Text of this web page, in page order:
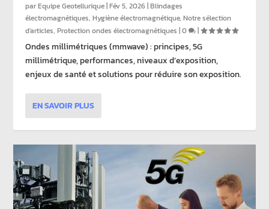
parEquipe Geotellurique|Fév 5, 2026|Blindages
électromagnétiques,Hygiène électromagnétique,Notre sélection
d'articles,Protection ondes électromagnétiques |0 |
Ondes millimétriques (mmwave) : principes, 5G
millimétrique, performances, niveaux d’exposition,
enjeux de santé et solutions pour réduire son exposition.
EN SAVOIR PLUS